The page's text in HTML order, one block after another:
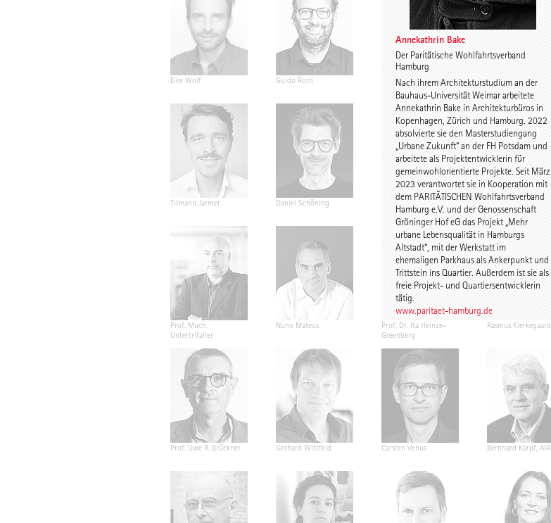
Eike Wolf Guido Roth Annekathrin Bake
Annekathrin Bake
Der Paritätische Wohlfahrtsverband
Hamburg
Nach ihrem Architekturstudium an der
Bauhaus-Universität Weimar arbeitete
Annekathrin Bake in Architekturbüros in
Kopenhagen, Zürich und Hamburg. 2022
absolvierte sie den Masterstudiengang
„Urbane Zukunft“ an der FH Potsdam und
arbeitete als Projektentwicklerin für
gemeinwohlorientierte Projekte. Seit März
2023 verantwortet sie in Kooperation mit
dem PARITÄTISCHEN Wohlfahrtsverband
Hamburg e.V. und der Genossenschaft
Gröninger Hof eG das Projekt „Mehr
urbane Lebensqualität in Hamburgs
Altstadt“, mit der Werkstatt im
ehemaligen Parkhaus als Ankerpunkt und
Trittstein ins Quartier. Außerdem ist sie als
freie Projekt- und Quartiersentwicklerin
tätig.
www.paritaet-hamburg.de
Caroline Nachtigall-
Marten
Tilmann Jarmer Daniel Schöning Birgit Gebhardt Antti Nousjoki
Prof. Much
Untertrifaller
Nuno Mateus
Prof. Dr. Ita Heinze-
Greenberg
Rasmus Kierkegaard
Prof. Uwe R. Brückner Gerhard Wittfeld Carsten Venus Bernhard Karpf, AIA